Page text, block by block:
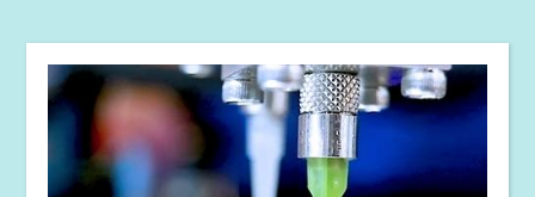
Leitfaden: Lichthärtungsgeräte (Europa|EN)
Leitfaden: Linsen- und Glasfasermontage
(Europa|DE)